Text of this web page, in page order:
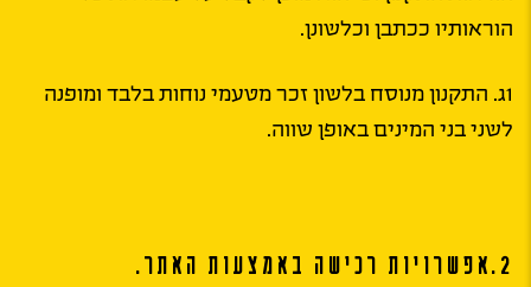
הוראותיו ככתבן וכלשונן.
1ג. התקנון מנוסח בלשון זכר מטעמי נוחות בלבד ומופנה
לשני בני המינים באופן שווה.
2.אפשרויות רכישה באמצעות האתר.